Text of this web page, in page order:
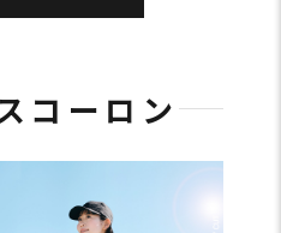
コーロン